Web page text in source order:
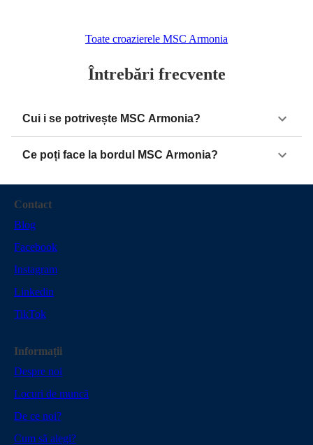
Toate croazierele MSC Armonia
Întrebări frecvente
Cui i se potrivește MSC Armonia?
Ce poți face la bordul MSC Armonia?
Contact
Blog
Facebook
Instagram
Linkedin
TikTok
Informații
Despre noi
Locuri de muncă
De ce noi?
Cum să alegi?